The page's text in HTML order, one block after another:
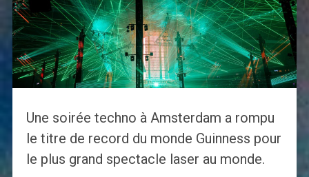
Une soirée techno à Amsterdam a rompu
le titre de record du monde Guinness pour
le plus grand spectacle laser au monde.